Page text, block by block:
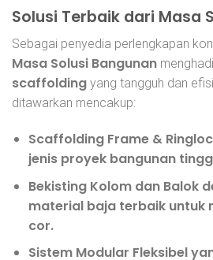
Solusi Terbaik dari Masa
Sebagai penyedia perlengkapan
Masa Solusi Bangunan
scaffolding yang tangguh dan
ditawarkan mencakup:
Scaffolding Frame &
jenis proyek bangunan
Bekisting Kolom dan Balok
material baja terbaik untuk
cor.
Sistem Modular Fleksibel